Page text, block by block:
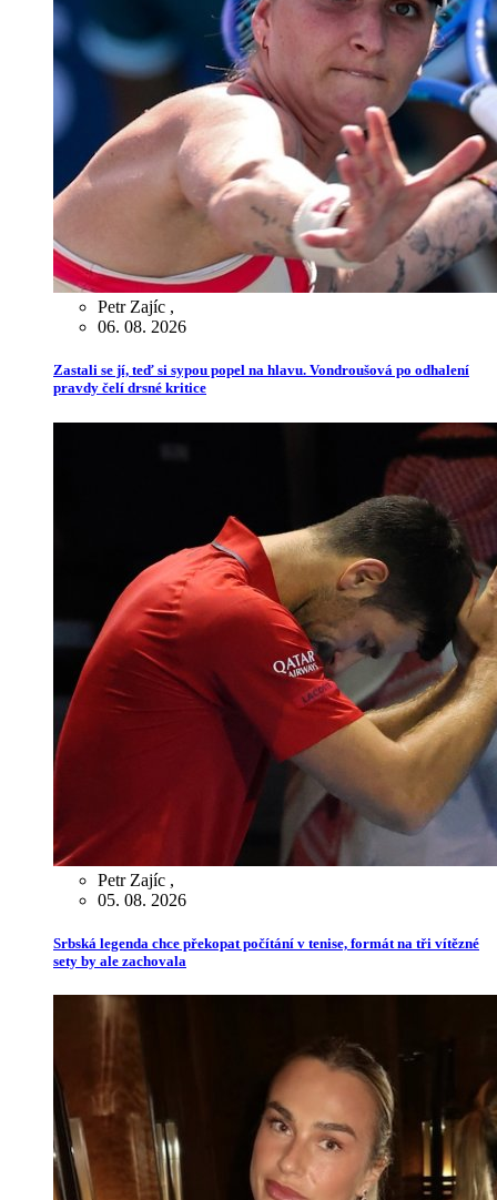
Petr Zajíc ,
06. 08. 2026
Zastali se jí, teď si sypou popel na hlavu. Vondroušová po odhalení
pravdy čelí drsné kritice
Petr Zajíc ,
05. 08. 2026
Srbská legenda chce překopat počítání v tenise, formát na tři vítězné
sety by ale zachovala